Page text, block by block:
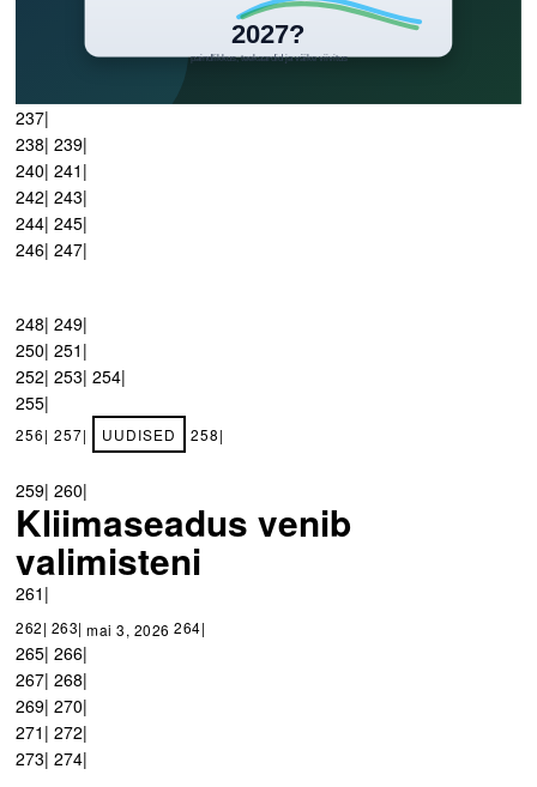
237|
238| 239|
240| 241|
242| 243|
244| 245|
246| 247|
248| 249|
250| 251|
252| 253| 254|
255|
256| 257| UUDISED 258|
259| 260|
Kliimaseadus venib
valimisteni
261|
262| 263|mai 3, 2026 264|
265| 266|
267| 268|
269| 270|
271| 272|
273| 274|